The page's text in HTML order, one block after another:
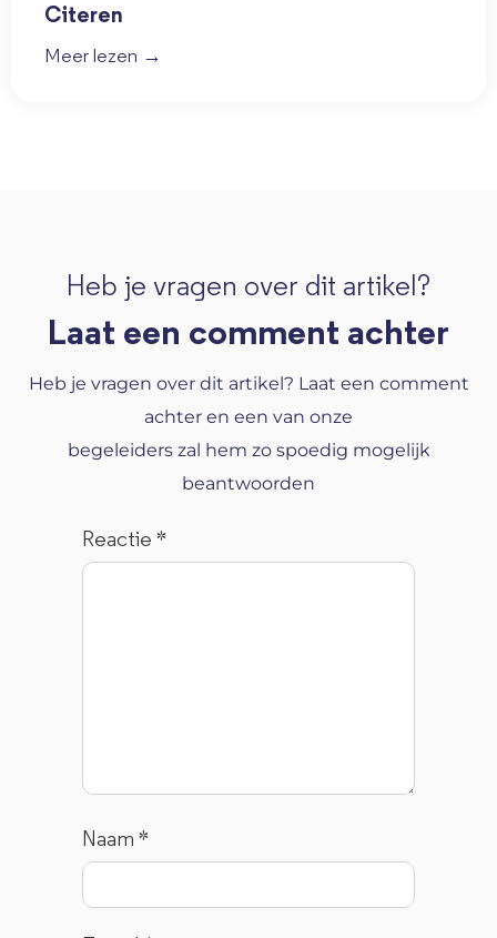
Citeren
Meer lezen →
Heb je vragen over dit artikel?
Laat een comment achter
Heb je vragen over dit artikel? Laat een comment
achter en een van onze
begeleiders zal hem zo spoedig mogelijk
beantwoorden
Reactie*
Naam*